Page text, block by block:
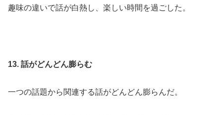
趣味の違いで話が白熱し、楽しい時間を過ごした。
13. 話がどんどん膨らむ
一つの話題から関連する話がどんどん膨らんだ。